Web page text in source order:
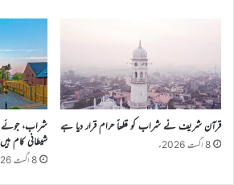
قرآن شریف نے شراب کو قطعاً حرام قرار دیا ہے
8 اگست 2026ء
شراب، جوئے
شیطانی کام ہیں
8 اگست 2026ء